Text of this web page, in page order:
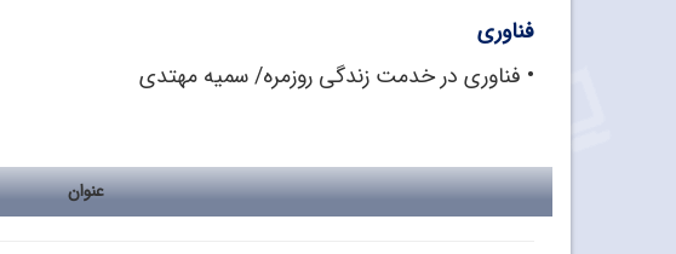
فناوری
• فناوری در خدمت زندگی روزمره/ سمیه مهتدی
عنوان